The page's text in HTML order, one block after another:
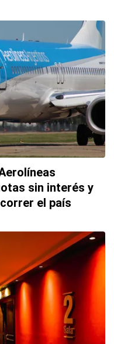
sin interés y
el país